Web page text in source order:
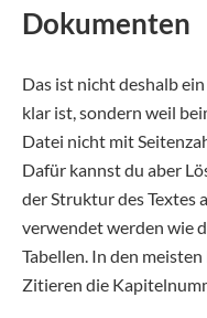
Dokumenten
Das ist nicht deshalb
klar ist, sondern weil
Datei nicht mit
Dafür kannst du aber
der Struktur des Textes
verwendet werden wie
Tabellen. In den
Zitieren die